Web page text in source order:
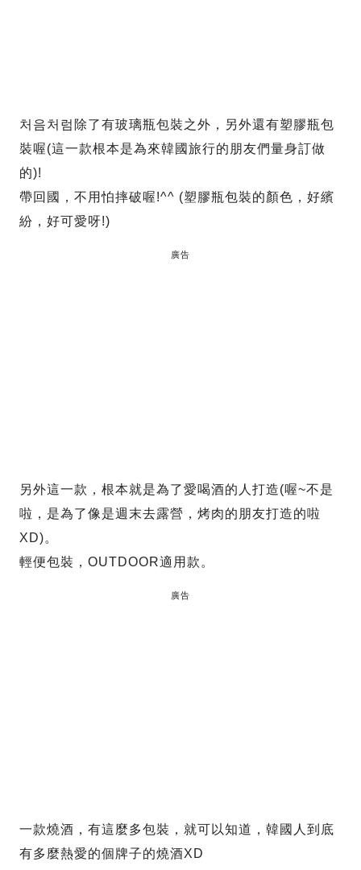
처음처럼除了有玻璃瓶包裝之外，另外還有塑膠瓶包
裝喔(這一款根本是為來韓國旅行的朋友們量身訂做
的)!
帶回國，不用怕摔破喔!^^ (塑膠瓶包裝的顏色，好繽
紛，好可愛呀!)
廣告
另外這一款，根本就是為了愛喝酒的人打造(喔~不是
啦，是為了像是週末去露營，烤肉的朋友打造的啦
XD)。
輕便包裝，OUTDOOR適用款。
廣告
一款燒酒，有這麼多包裝，就可以知道，韓國人到底
有多麼熱愛的個牌子的燒酒XD